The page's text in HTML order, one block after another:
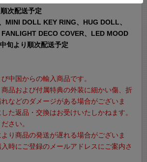
次配送予定
DOLL KEY RING、HUG DOLL、
DECO COVER、LED MOOD
旬より順次配送予定
中国からの輸入商品です。
品および付属特典の外装に細かい傷、折
などのダメージがある場合がございま
た返品・交換はお受けいたしかねます。
さい。
り商品の発送が遅れる場合がございま
時にご登録のメールアドレスにご案内さ